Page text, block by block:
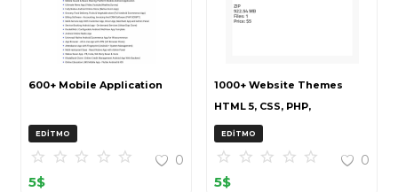
600+ Mobile Application
EDITMO
0
5$
1000+ Website Themes
HTML 5, CSS, PHP,
WordPress Bundle
20240917T145511Z 001 (ZIP)
EDITMO
0
5$